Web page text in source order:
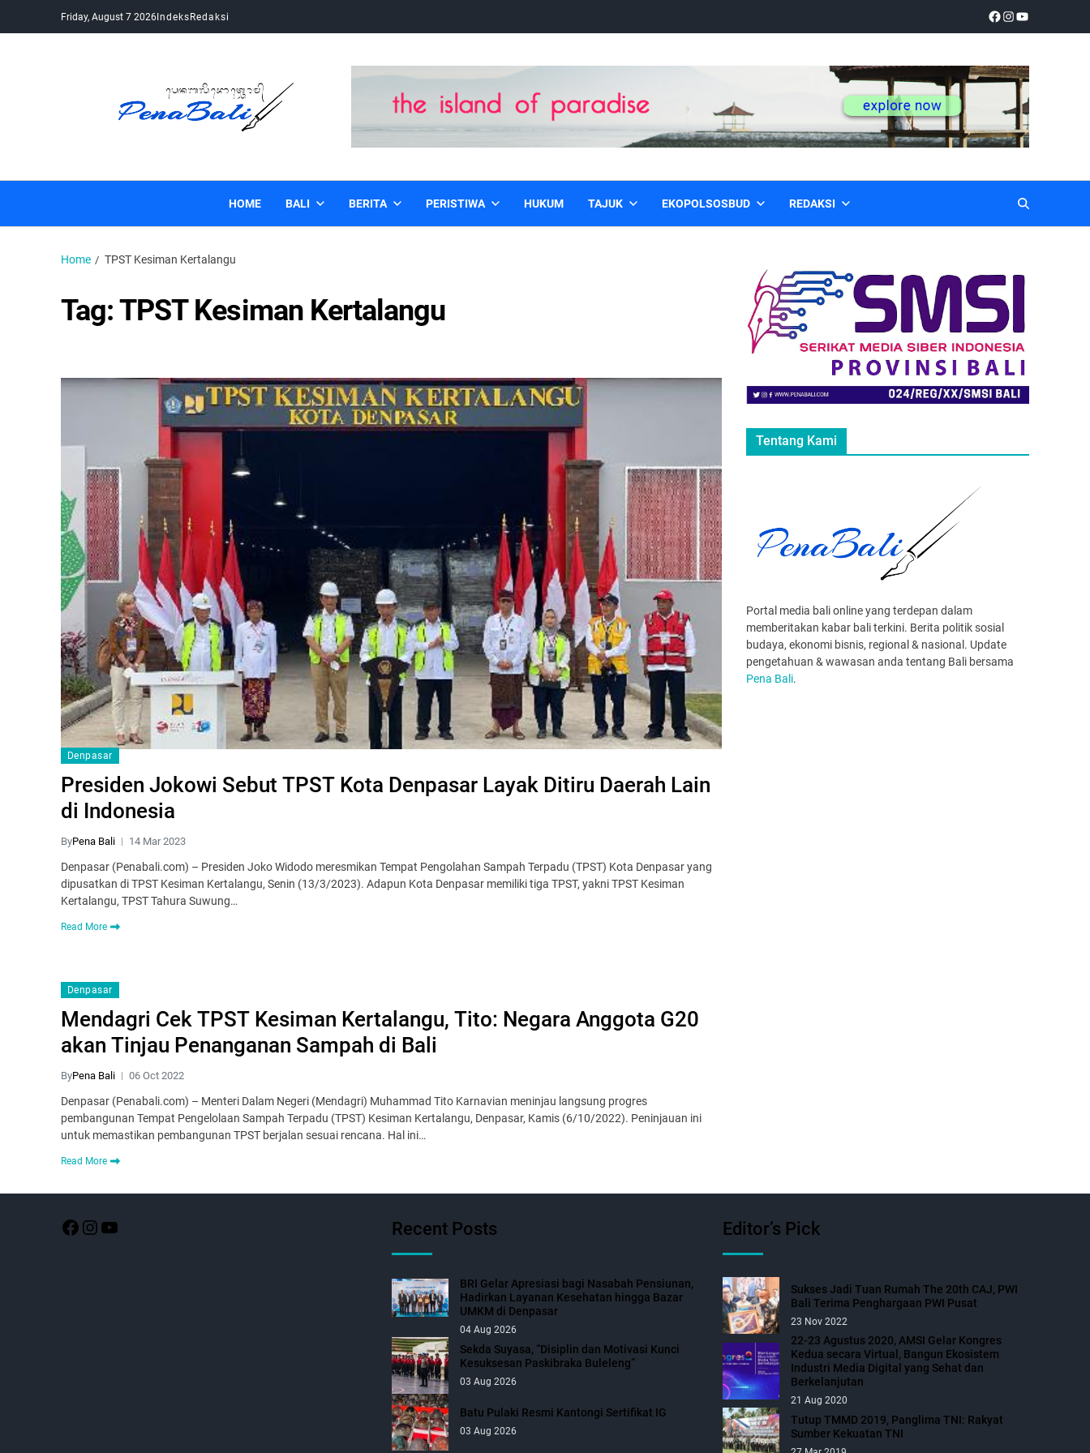
Friday, August 7 2026IndeksRedaksi
HOME BALI BERITA PERISTIWA HUKUM TAJUK EKOPOLSOSBUD REDAKSI
Home TPST Kesiman Kertalangu
Tag:TPST Kesiman Kertalangu
Denpasar
Presiden Jokowi Sebut TPST Kota Denpasar Layak Ditiru Daerah Lain
di Indonesia
ByPena Bali 14 Mar 2023
Denpasar (Penabali.com) – Presiden Joko Widodo meresmikan Tempat Pengolahan Sampah Terpadu (TPST) Kota Denpasar yang
dipusatkan di TPST Kesiman Kertalangu, Senin (13/3/2023). Adapun Kota Denpasar memiliki tiga TPST, yakni TPST Kesiman
Kertalangu, TPST Tahura Suwung…
Read More
Denpasar
Mendagri Cek TPST Kesiman Kertalangu, Tito: Negara Anggota G20
akan Tinjau Penanganan Sampah di Bali
ByPena Bali 06 Oct 2022
Denpasar (Penabali.com) – Menteri Dalam Negeri (Mendagri) Muhammad Tito Karnavian meninjau langsung progres
pembangunan Tempat Pengelolaan Sampah Terpadu (TPST) Kesiman Kertalangu, Denpasar, Kamis (6/10/2022). Peninjauan ini
untuk memastikan pembangunan TPST berjalan sesuai rencana. Hal ini…
Read More
Tentang Kami
Portal media bali online yang terdepan dalam
memberitakan kabar bali terkini. Berita politik sosial
budaya, ekonomi bisnis, regional & nasional. Update
pengetahuan & wawasan anda tentang Bali bersama
Pena Bali.
Recent Posts
BRI Gelar Apresiasi bagi Nasabah Pensiunan,
Hadirkan Layanan Kesehatan hingga Bazar
UMKM di Denpasar
04 Aug 2026
Sekda Suyasa, “Disiplin dan Motivasi Kunci
Kesuksesan Paskibraka Buleleng”
03 Aug 2026
Batu Pulaki Resmi Kantongi Sertifikat IG
03 Aug 2026
Editor’s Pick
Sukses Jadi Tuan Rumah The 20th CAJ, PWI
Bali Terima Penghargaan PWI Pusat
23 Nov 2022
22-23 Agustus 2020, AMSI Gelar Kongres
Kedua secara Virtual, Bangun Ekosistem
Industri Media Digital yang Sehat dan
Berkelanjutan
21 Aug 2020
Tutup TMMD 2019, Panglima TNI: Rakyat
Sumber Kekuatan TNI